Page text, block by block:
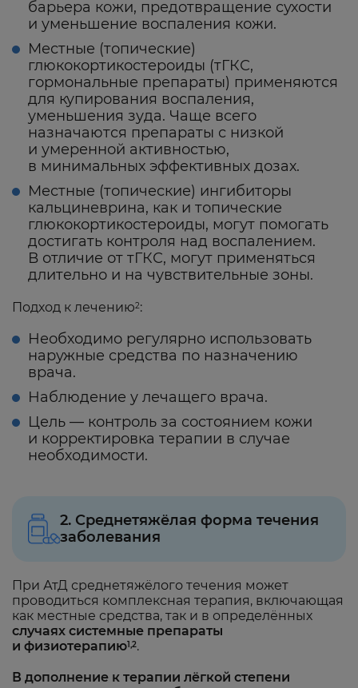
барьера кожи, предотвращение сухости
и уменьшение воспаления кожи.
Местные (топические)
глюкокортикостероиды (тГКС,
гормональные препараты) применяются
для купирования воспаления,
уменьшения зуда. Чаще всего
назначаются препараты с низкой
и умеренной активностью,
в минимальных эффективных дозах.
Местные (топические) ингибиторы
кальциневрина, как и топические
глюкокортикостероиды, могут помогать
достигать контроля над воспалением.
В отличие от тГКС, могут применяться
длительно и на чувствительные зоны.
Подход к лечению2:
Необходимо регулярно использовать
наружные средства по назначению
врача.
Наблюдение у лечащего врача.
Цель — контроль за состоянием кожи
и корректировка терапии в случае
необходимости.
2. Среднетяжёлая форма течения
заболевания
При АтД среднетяжёлого течения может
проводиться комплексная терапия, включающая
как местные средства, так и в определённых
случаях системные препараты
и физиотерапию1,2.
В дополнение к терапии лёгкой степени